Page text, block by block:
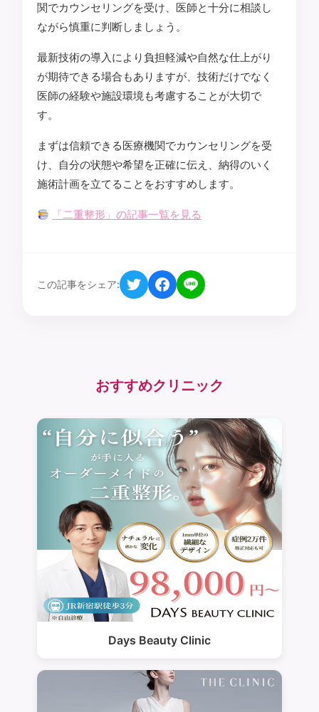
関でカウンセリングを受け、医師と十分に相談し
ながら慎重に判断しましょう。
最新技術の導入により負担軽減や自然な仕上がり
が期待できる場合もありますが、技術だけでなく
医師の経験や施設環境も考慮することが大切で
す。
まずは信頼できる医療機関でカウンセリングを受
け、自分の状態や希望を正確に伝え、納得のいく
施術計画を立てることをおすすめします。
「二重整形」の記事一覧を見る
この記事をシェア:
おすすめクリニック
Days Beauty Clinic